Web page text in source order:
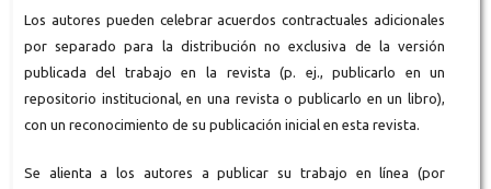
Los autores pueden celebrar acuerdos contractuales adicionales
por separado para la distribución no exclusiva de la versión
publicada del trabajo en la revista (p. ej., publicarlo en un
repositorio institucional, en una revista o publicarlo en un libro),
con un reconocimiento de su publicación inicial en esta revista.
Se alienta a los autores a publicar su trabajo en línea (por